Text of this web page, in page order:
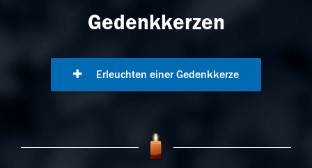
Gedenkkerzen
Erleuchten einer Gedenkkerze